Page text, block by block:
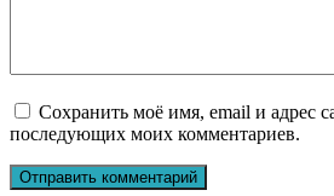
Сохранить моё имя, email и адрес
последующих моих комментариев.